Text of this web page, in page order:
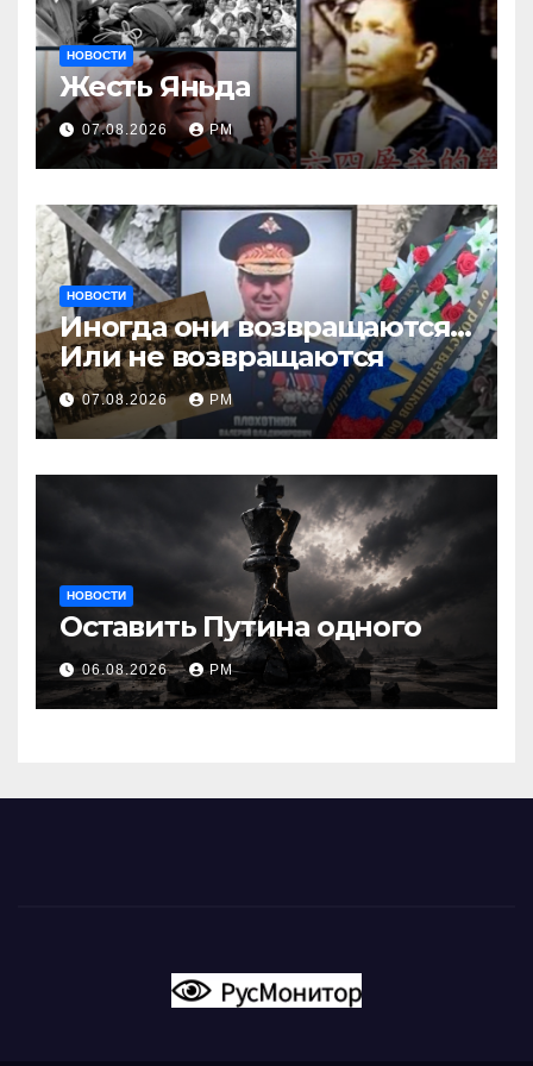
НОВОСТИ
Жесть Яньда
07.08.2026 РМ
НОВОСТИ
Иногда они возвращаются…
Или не возвращаются
07.08.2026 РМ
НОВОСТИ
Оставить Путина одного
06.08.2026 РМ